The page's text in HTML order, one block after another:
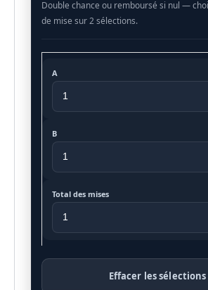
A
B
Total des mises
Effacer les sélections